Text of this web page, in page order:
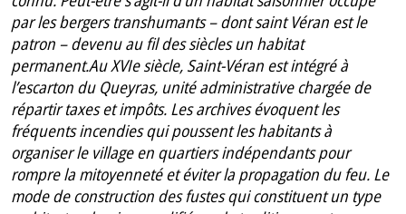
par les bergers transhumants – dont saint Véran est le
patron – devenu au fil des siècles un habitat
permanent.Au XVIe siècle, Saint-Véran est intégré à
l’escarton du Queyras, unité administrative chargée de
répartir taxes et impôts. Les archives évoquent les
fréquents incendies qui poussent les habitants à
organiser le village en quartiers indépendants pour
rompre la mitoyenneté et éviter la propagation du feu. Le
mode de construction des fustes qui constituent un type